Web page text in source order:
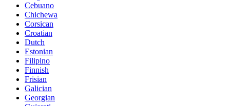
Cebuano
Chichewa
Corsican
Croatian
Dutch
Estonian
Filipino
Finnish
Frisian
Galician
Georgian